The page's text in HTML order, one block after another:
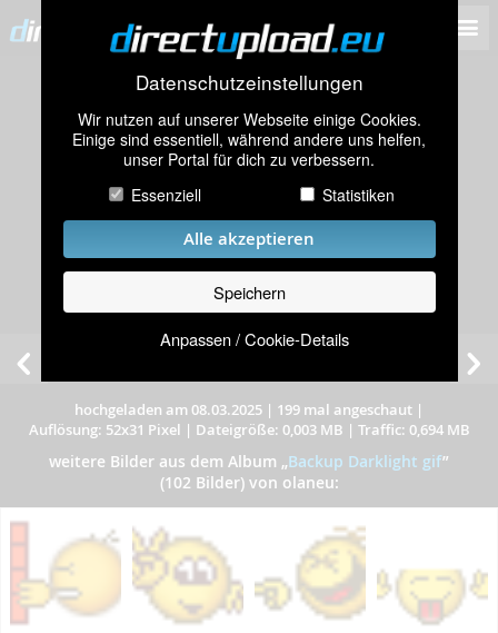
Datenschutzeinstellungen
Wir nutzen auf unserer Webseite einige Cookies.
Einige sind essentiell, während andere uns helfen,
unser Portal für dich zu verbessern.
Essenziell
Statistiken
Alle akzeptieren
Speichern
Anpassen / Cookie-Details
hochgeladen am 08.03.2025 | 199 mal angeschaut |
Auflösung: 52x31 Pixel | Dateigröße: 0,003 MB | Traffic: 0,694 MB
weitere Bilder aus dem Album „Backup Darklight gif”
(102 Bilder) von olaneu: